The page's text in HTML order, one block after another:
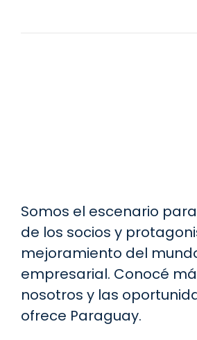
Somos el escenario
de los socios y
mejoramiento del
empresarial. Conocé
nosotros y las
ofrece Paraguay.